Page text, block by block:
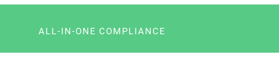
ALL-IN-ONE COMPLIANCE